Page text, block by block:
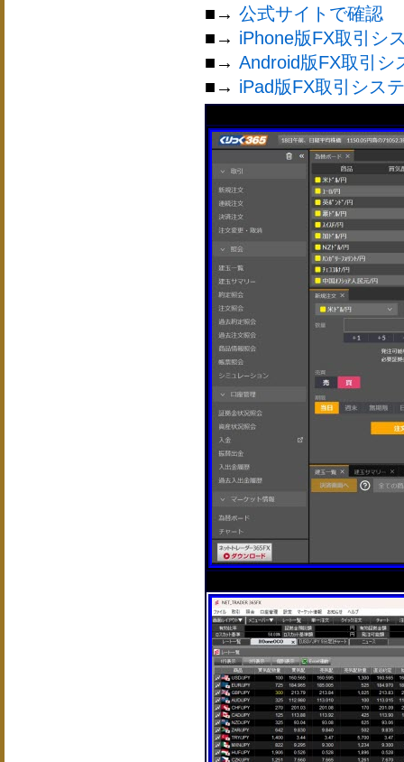
■→ 公式サイトで確認
■→ iPhone版FX取引シ
■→ Android版FX取引シ
■→ iPad版FX取引シス